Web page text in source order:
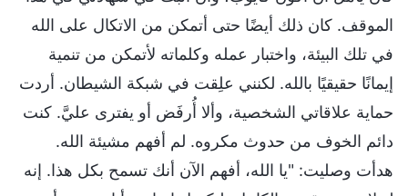
الموقف. كان ذلك أيضًا حتى أتمكن من الاتكال على الله
في تلك البيئة، واختبار عمله وكلماته لأتمكن من تنمية
إيمانًا حقيقيًا بالله. لكنني علِقت في شبكة الشيطان. أردت
حماية علاقاتي الشخصية، وألا أُرفَض أو يفترى عليَّ. كنت
دائم الخوف من حدوث مكروه. لم أفهم مشيئة الله.
هدأت وصليت: "يا الله، أفهم الآن أنك تسمح بكل هذا. إنه